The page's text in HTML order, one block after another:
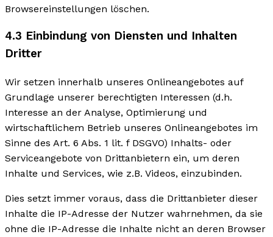
Browsereinstellungen löschen.
4.3 Einbindung von Diensten und Inhalten
Dritter
Wir setzen innerhalb unseres Onlineangebotes auf
Grundlage unserer berechtigten Interessen (d.h.
Interesse an der Analyse, Optimierung und
wirtschaftlichem Betrieb unseres Onlineangebotes im
Sinne des Art. 6 Abs. 1 lit. f DSGVO) Inhalts- oder
Serviceangebote von Drittanbietern ein, um deren
Inhalte und Services, wie z.B. Videos, einzubinden.
Dies setzt immer voraus, dass die Drittanbieter dieser
Inhalte die IP-Adresse der Nutzer wahrnehmen, da sie
ohne die IP-Adresse die Inhalte nicht an deren Browser